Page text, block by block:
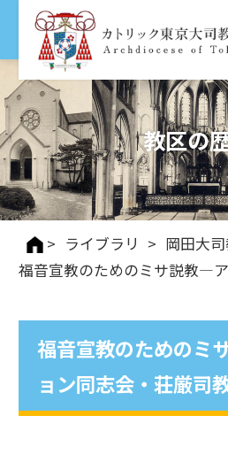
教区の
> ライブラリ > 岡田大
福音宣教のためのミサ説教―
福音宣教のためのミ
ョン同志会・荘厳司